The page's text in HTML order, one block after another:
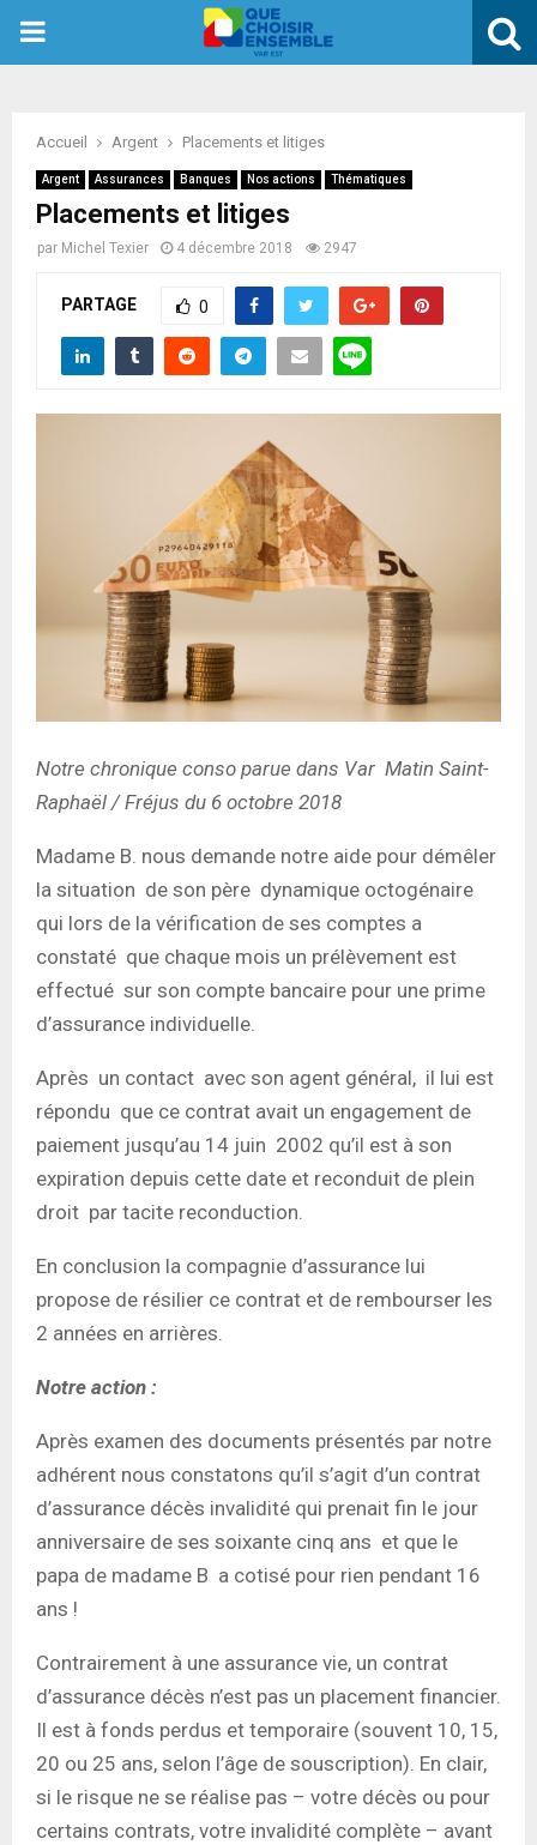
PRIMARY
Accueil Argent Placements et litiges
Argent Assurances Banques Nos actions Thématiques
Placements et litiges
par Michel Texier 4 décembre 2018 2947
PARTAGE 0
Notre chronique conso parue dans Var Matin Saint-
Raphaël / Fréjus du 6 octobre 2018
Madame B. nous demande notre aide pour démêler
la situation de son père dynamique octogénaire
qui lors de la vérification de ses comptes a
constaté que chaque mois un prélèvement est
effectué sur son compte bancaire pour une prime
d’assurance individuelle.
Après un contact avec son agent général, il lui est
répondu que ce contrat avait un engagement de
paiement jusqu’au 14 juin 2002 qu’il est à son
expiration depuis cette date et reconduit de plein
droit par tacite reconduction.
En conclusion la compagnie d’assurance lui
propose de résilier ce contrat et de rembourser les
2 années en arrières.
Notre action :
Après examen des documents présentés par notre
adhérent nous constatons qu’il s’agit d’un contrat
d’assurance décès invalidité qui prenait fin le jour
anniversaire de ses soixante cinq ans et que le
papa de madame B a cotisé pour rien pendant 16
ans !
Contrairement à une assurance vie, un contrat
d’assurance décès n’est pas un placement financier.
Il est à fonds perdus et temporaire (souvent 10, 15,
20 ou 25 ans, selon l’âge de souscription). En clair,
si le risque ne se réalise pas – votre décès ou pour
certains contrats, votre invalidité complète – avant